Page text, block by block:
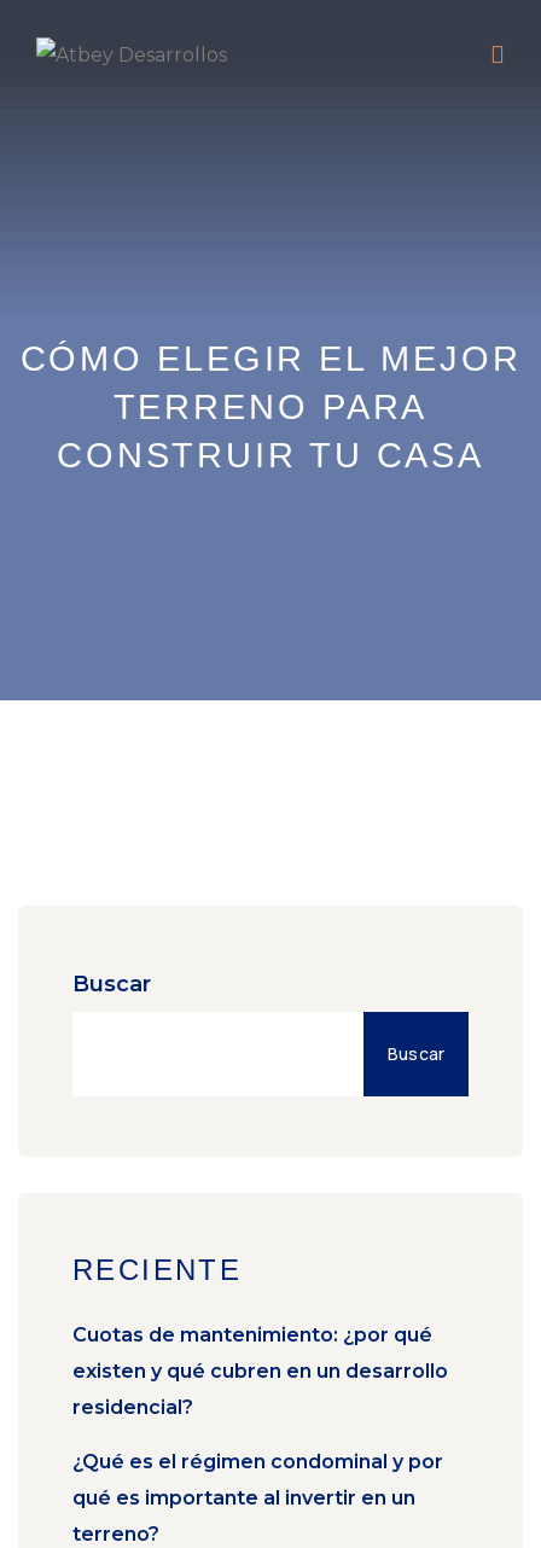
CÓMO ELEGIR EL MEJOR
TERRENO PARA
CONSTRUIR TU CASA
Buscar
Buscar
RECIENTE
Cuotas de mantenimiento: ¿por qué
existen y qué cubren en un desarrollo
residencial?
¿Qué es el régimen condominal y por
qué es importante al invertir en un
terreno?